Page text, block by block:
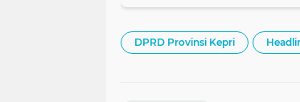
DPRD Provinsi Kepri